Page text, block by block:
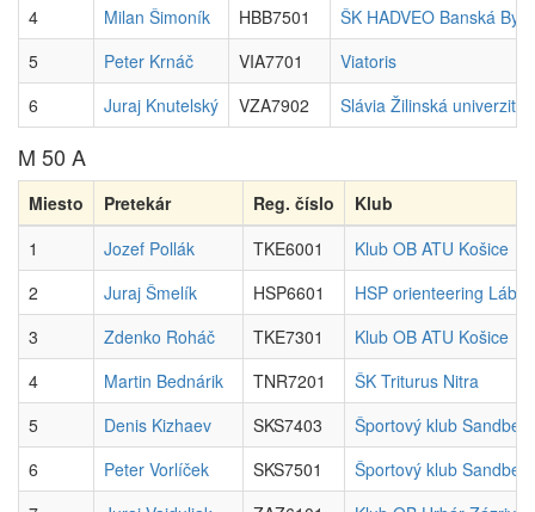
4
Milan Šimoník HBB7501
ŠK HADVEO Banská
5
Peter Krnáč VIA7701
Viatoris
6
Juraj Knutelský VZA7902 Slávia Žilinská univerzita
M 50 A
Miesto Pretekár Reg. číslo
Klub
1
Jozef Pollák TKE6001
Klub OB ATU Košice
2
Juraj Šmelík HSP6601
HSP orienteering Láb
3
Zdenko Roháč TKE7301
Klub OB ATU Košice
4
Martin Bednárik TNR7201
ŠK Triturus Nitra
5
Denis Kizhaev SKS7403
Športový klub Sandberg
6
Peter Vorlíček SKS7501
Športový klub Sandberg